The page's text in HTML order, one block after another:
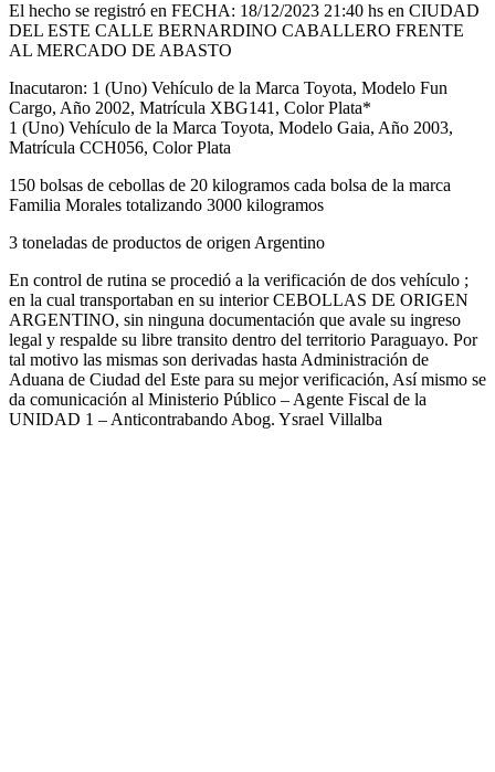
El hecho se registró en FECHA: 18/12/2023 21:40 hs en CIUDAD
DEL ESTE CALLE BERNARDINO CABALLERO FRENTE
AL MERCADO DE ABASTO
Inacutaron: 1 (Uno) Vehículo de la Marca Toyota, Modelo Fun
Cargo, Año 2002, Matrícula XBG141, Color Plata*
1 (Uno) Vehículo de la Marca Toyota, Modelo Gaia, Año 2003,
Matrícula CCH056, Color Plata
150 bolsas de cebollas de 20 kilogramos cada bolsa de la marca
Familia Morales totalizando 3000 kilogramos
3 toneladas de productos de origen Argentino
En control de rutina se procedió a la verificación de dos vehículo ;
en la cual transportaban en su interior CEBOLLAS DE ORIGEN
ARGENTINO, sin ninguna documentación que avale su ingreso
legal y respalde su libre transito dentro del territorio Paraguayo. Por
tal motivo las mismas son derivadas hasta Administración de
Aduana de Ciudad del Este para su mejor verificación, Así mismo se
da comunicación al Ministerio Público – Agente Fiscal de la
UNIDAD 1 – Anticontrabando Abog. Ysrael Villalba